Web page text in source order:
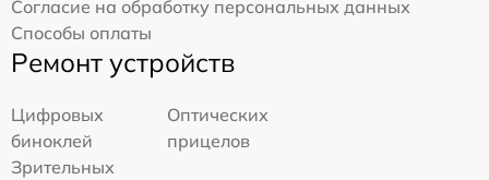
Согласие на обработку персональных данных
Способы оплаты
Ремонт устройств
Цифровых
биноклей
Оптических
прицелов
Зрительных